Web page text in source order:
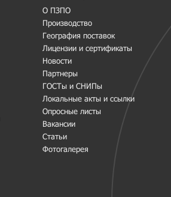
О ПЗПО
Производство
География поставок
Лицензии и сертификаты
Новости
Партнеры
ГОСТы и СНИПы
Локальные акты и ссылки
Опросные листы
Вакансии
Статьи
Фотогалерея